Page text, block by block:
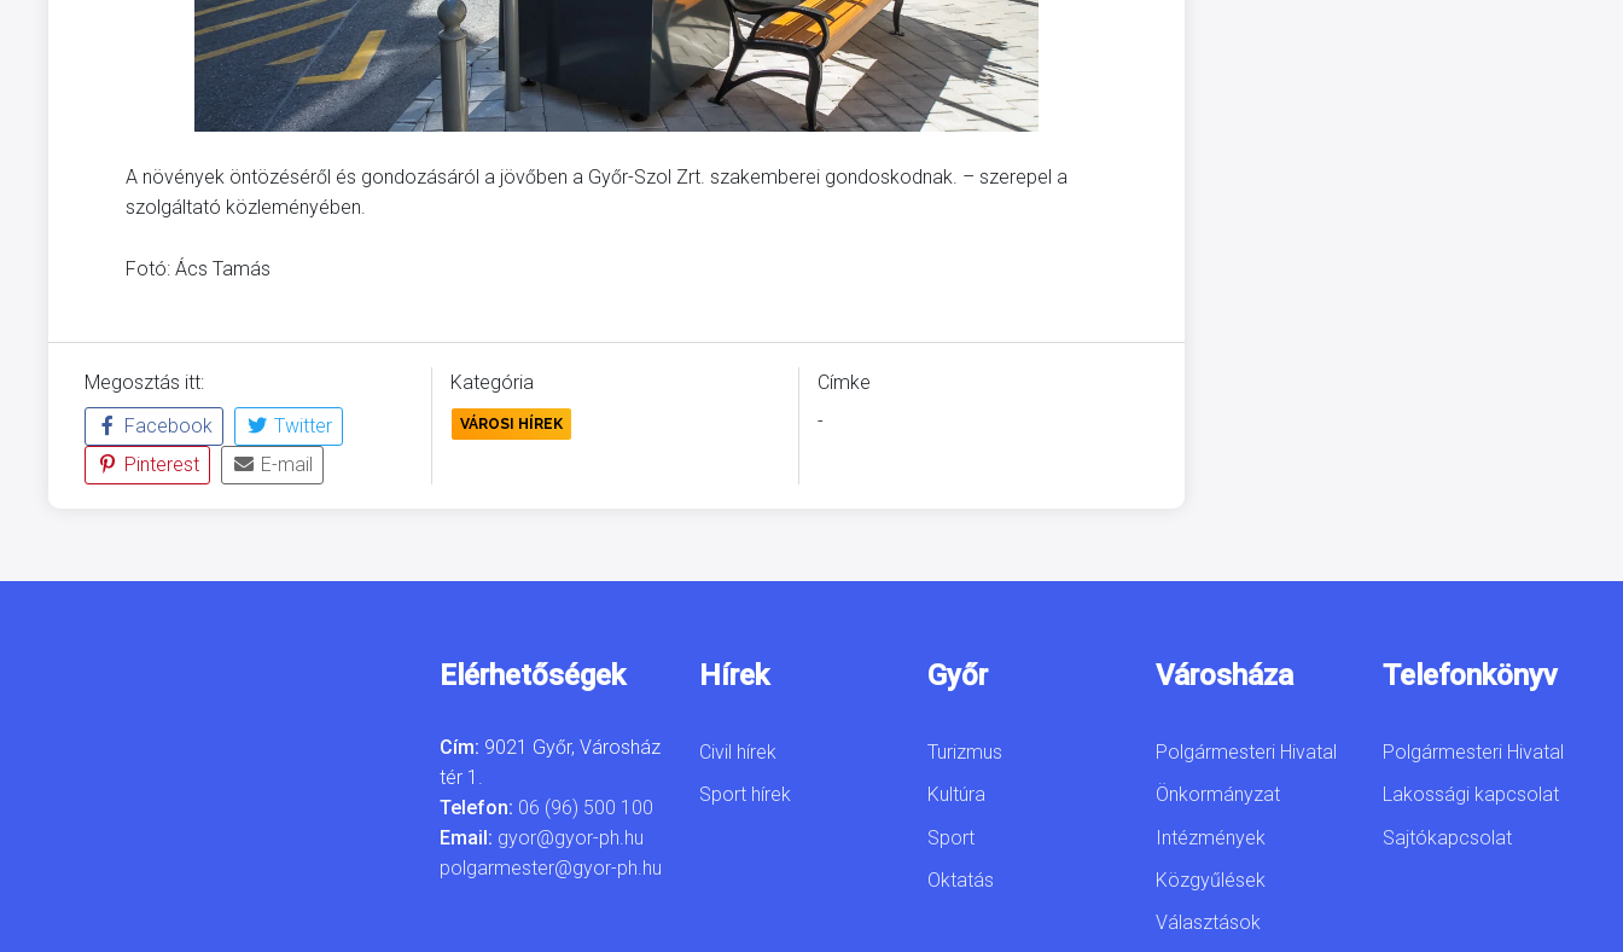
A növények öntözéséről és gondozásáról a jövőben a Győr-Szol Zrt. szakemberei gondoskodnak. – szerepel a
szolgáltató közleményében.
Fotó: Ács Tamás
Megosztás itt:
Facebook
Twitter
Pinterest
E-mail
Kategória
VÁROSI HÍREK
Címke
-
Elérhetőségek
Cím: 9021 Győr, Városház
tér 1.
Telefon: 06 (96) 500 100
Email: gyor@gyor-ph.hu
polgarmester@gyor-ph.hu
Hírek
Civil hírek
Sport hírek
Győr
Turizmus
Kultúra
Sport
Oktatás
Városháza
Polgármesteri Hivatal
Önkormányzat
Intézmények
Közgyűlések
Választások
Telefonkönyv
Polgármesteri Hivatal
Lakossági kapcsolat
Sajtókapcsolat